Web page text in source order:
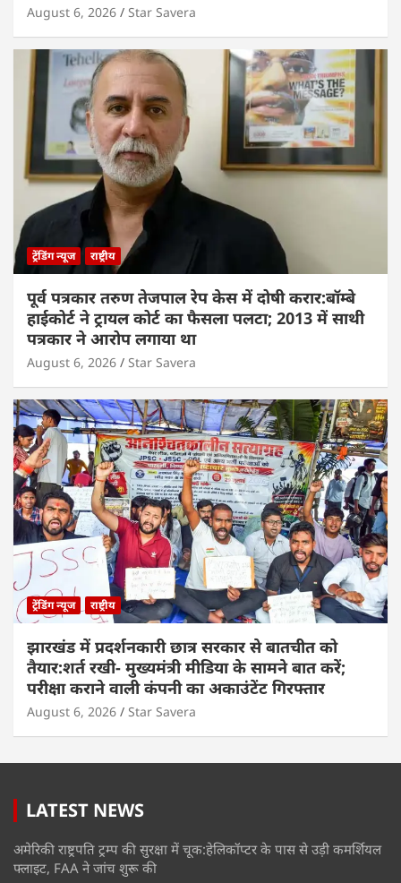
August 6, 2026 Star Savera
ट्रेंडिंग न्यूज राष्ट्रीय
पूर्व पत्रकार तरुण तेजपाल रेप केस में दोषी करार:बॉम्बे
हाईकोर्ट ने ट्रायल कोर्ट का फैसला पलटा; 2013 में साथी
पत्रकार ने आरोप लगाया था
August 6, 2026 Star Savera
ट्रेंडिंग न्यूज राष्ट्रीय
झारखंड में प्रदर्शनकारी छात्र सरकार से बातचीत को
तैयार:शर्त रखी- मुख्यमंत्री मीडिया के सामने बात करें;
परीक्षा कराने वाली कंपनी का अकाउंटेंट गिरफ्तार
August 6, 2026 Star Savera
LATEST NEWS
अमेरिकी राष्ट्रपति ट्रम्प की सुरक्षा में चूक:हेलिकॉप्टर के पास से उड़ी कमर्शियल
फ्लाइट, FAA ने जांच शुरू की